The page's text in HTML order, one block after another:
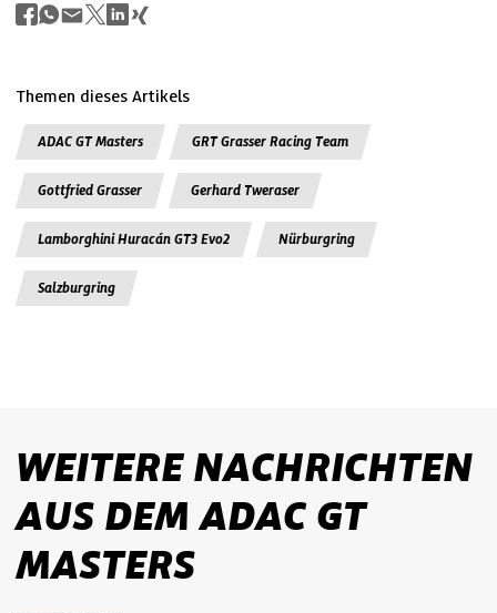
Themen dieses Artikels
ADAC GT Masters GRT Grasser Racing Team
Gottfried Grasser Gerhard Tweraser
Lamborghini Huracán GT3 Evo2 Nürburgring
Salzburgring
WEITERE NACHRICHTEN
AUS DEM ADAC GT
MASTERS